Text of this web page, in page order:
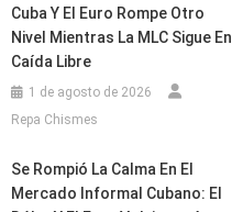
Cuba Y El Euro Rompe Otro
Nivel Mientras La MLC Sigue En
Caída Libre
1 de agosto de 2026
Repa Chismes
Se Rompió La Calma En El
Mercado Informal Cubano: El